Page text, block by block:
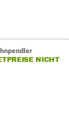
NICHT